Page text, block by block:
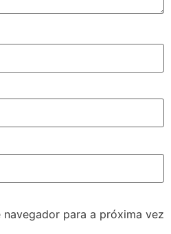
navegador para a próxima vez